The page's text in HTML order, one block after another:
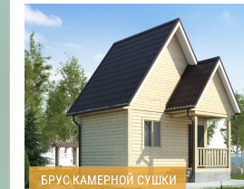
БРУС КАМЕРНОЙ СУШКИ